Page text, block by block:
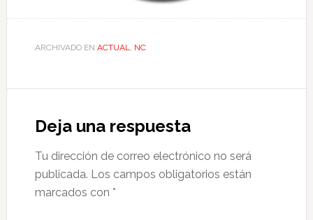
ARCHIVADO EN:ACTUAL, NC
Deja una respuesta
Tu dirección de correo electrónico no será
publicada. Los campos obligatorios están
marcados con *